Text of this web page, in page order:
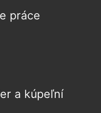
práce
a kúpeľní